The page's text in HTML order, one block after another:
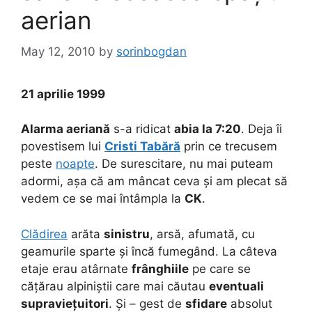
aerian
May 12, 2010 by sorinbogdan
21 aprilie 1999
Alarma aeriană s-a ridicat abia la 7:20. Deja îi
povestisem lui Cristi Tabără prin ce trecusem
peste noapte. De surescitare, nu mai puteam
adormi, așa că am mâncat ceva și am plecat să
vedem ce se mai întâmpla la CK.
Clădirea arăta sinistru, arsă, afumată, cu
geamurile sparte și încă fumegând. La câteva
etaje erau atârnate frânghiile pe care se
cățărau alpiniștii care mai căutau eventuali
supraviețuitori. Și – gest de sfidare absolut